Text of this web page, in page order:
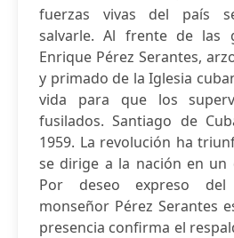
fuerzas vivas del país
salvarle. Al frente de las
Enrique Pérez Serantes,
y primado de la Iglesia
vida para que los
fusilados. Santiago de
1959. La revolución ha
se dirige a la nación en un
Por deseo expreso
monseñor Pérez Serantes
presencia confirma el